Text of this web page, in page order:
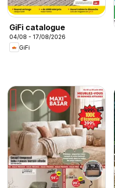
GiFi catalogue
04/08 - 17/08/2026
GiFi